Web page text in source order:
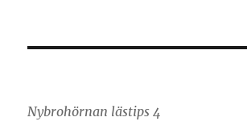
Nybrohörnan lästips 4